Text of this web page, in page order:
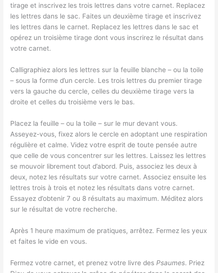
tirage et inscrivez les trois lettres dans votre carnet. Replacez
les lettres dans le sac. Faites un deuxième tirage et inscrivez
les lettres dans le carnet. Replacez les lettres dans le sac et
opérez un troisième tirage dont vous inscrirez le résultat dans
votre carnet.
Calligraphiez alors les lettres sur la feuille blanche – ou la toile
– sous la forme d’un cercle. Les trois lettres du premier tirage
vers la gauche du cercle, celles du deuxième tirage vers la
droite et celles du troisième vers le bas.
Placez la feuille – ou la toile – sur le mur devant vous.
Asseyez-vous, fixez alors le cercle en adoptant une respiration
régulière et calme. Videz votre esprit de toute pensée autre
que celle de vous concentrer sur les lettres. Laissez les lettres
se mouvoir librement tout d’abord. Puis, associez les deux à
deux, notez les résultats sur votre carnet. Associez ensuite les
lettres trois à trois et notez les résultats dans votre carnet.
Essayez d’obtenir 7 ou 8 résultats au maximum. Méditez alors
sur le résultat de votre recherche.
Après 1 heure maximum de pratiques, arrêtez. Fermez les yeux
et faites le vide en vous.
Fermez votre carnet, et prenez votre livre des Psaumes. Priez